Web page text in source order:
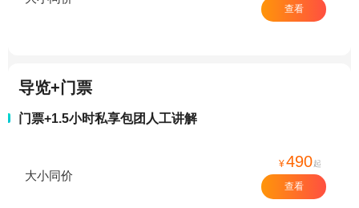
查看
导览+门票
门票+1.5小时私享包团人工讲解
大小同价
¥490起
查看